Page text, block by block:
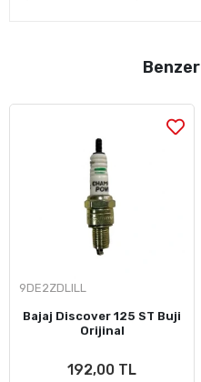
9DE2ZDLILL
Bajaj Discover 125 ST Buji
Orijinal
192,00 TL